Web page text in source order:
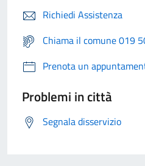
Richiedi Assistenza
Chiama il comune 019
Prenota un
Problemi in città
Segnala disservizio